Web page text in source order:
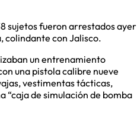
sujetos fueron arrestados ayer
colindante con Jalisco.
un entrenamiento
una pistola calibre nueve
vestimentas tácticas,
“caja de simulación de bomba